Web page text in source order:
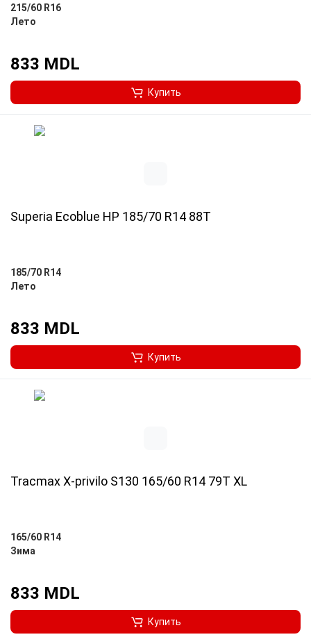
215/60 R16
Лето
833 MDL
Купить
Superia Ecoblue HP 185/70 R14 88T
185/70 R14
Лето
833 MDL
Купить
Tracmax X-privilo S130 165/60 R14 79T XL
165/60 R14
Зима
833 MDL
Купить